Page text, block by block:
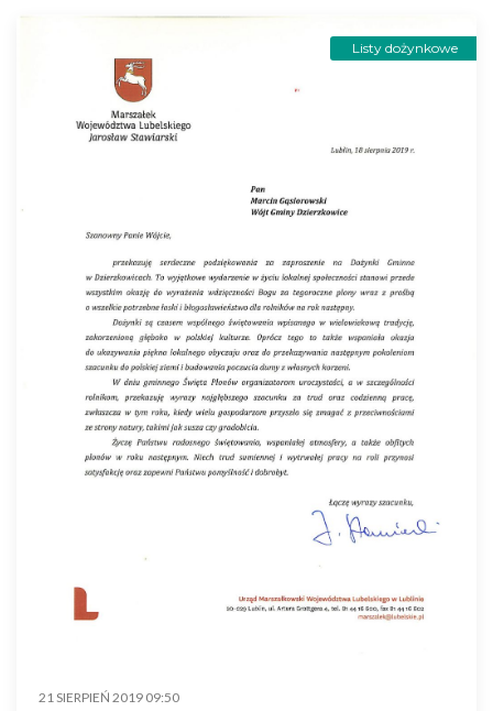
Listy dożynkowe
21 SIERPIEŃ 2019 09:50